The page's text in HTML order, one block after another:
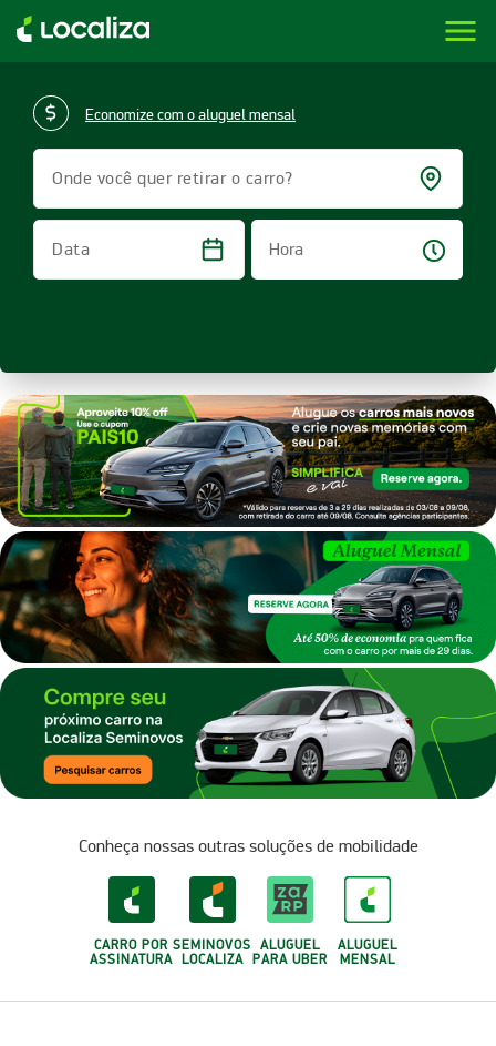
LOCALIZA ALUGUEL DE CARROS | LOCALIZA menu
Onde você quer retirar o carro?
Data
Hora
Economize com o aluguel mensal
Conheça nossas outras soluções de mobilidade
CARRO POR
ASSINATURA
SEMINOVOS
LOCALIZA
ALUGUEL
PARA UBER
ALUGUEL
MENSAL